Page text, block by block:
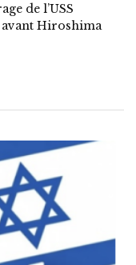
de l’USS
Hiroshima